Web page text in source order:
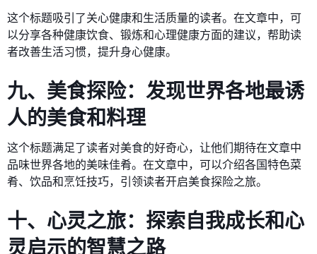
这个标题吸引了关心健康和生活质量的读者。在文章中，可
以分享各种健康饮食、锻炼和心理健康方面的建议，帮助读
者改善生活习惯，提升身心健康。
九、美食探险：发现世界各地最诱
人的美食和料理
这个标题满足了读者对美食的好奇心，让他们期待在文章中
品味世界各地的美味佳肴。在文章中，可以介绍各国特色菜
肴、饮品和烹饪技巧，引领读者开启美食探险之旅。
十、心灵之旅：探索自我成长和心
灵启示的智慧之路